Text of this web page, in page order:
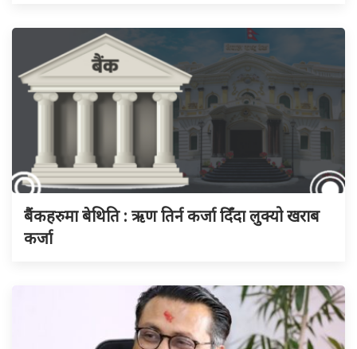
बैंकहरुमा बेथिति : ऋण तिर्न कर्जा दिँदा लुक्यो खराब
कर्जा